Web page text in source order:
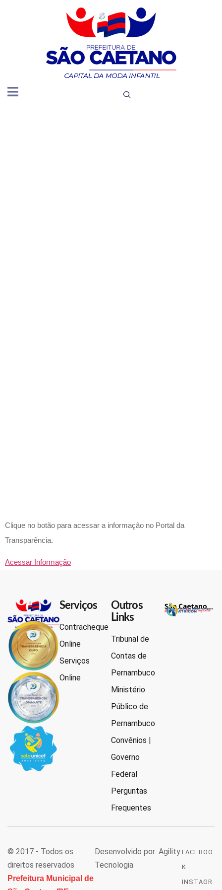
Clique no botão para acessar a informação no Portal da
Transparência.
Acessar Informação
Serviços
Contracheque
Online
Serviços
Online
Outros
Links
Tribunal de
Contas de
Pernambuco
Ministério
Público de
Pernambuco
Convênios |
Governo
Federal
Perguntas
Frequentes
© 2017 - Todos os
direitos reservados
Prefeitura Municipal de
Desenvolvido por: Agility
Tecnologia
FACEBOO
K
INSTAGR